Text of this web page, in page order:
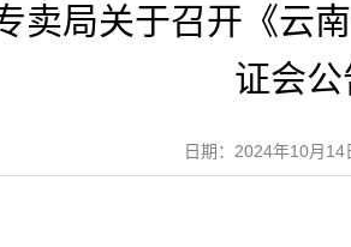
卖局关于召开《云
证会公
日期：2024年10月